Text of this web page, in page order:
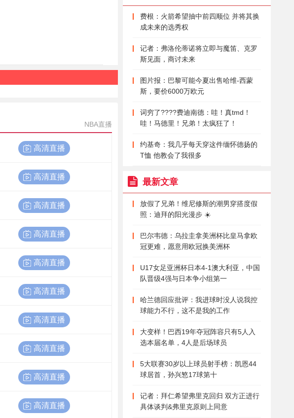
NBA直播
高清直播
高清直播
高清直播
高清直播
高清直播
高清直播
高清直播
高清直播
高清直播
高清直播
费根：火箭希望抽中前四顺位 并将其换
成未来的选秀权
记者：弗洛伦蒂诺将立即与魔笛、克罗
斯见面，商讨未来
图片报：巴黎可能今夏出售哈维-西蒙
斯，要价6000万欧元
词穷了????费迪南德：哇！真tmd！
哇！马德里！兄弟！太疯狂了！
约基奇：我几乎每天穿这件缅怀德扬的
T恤 他教会了我很多
最新文章
放假了兄弟！维尼修斯的潮男穿搭度假
照：迪拜的阳光漫步 ☀️
巴尔韦德：乌拉圭拿美洲杯比皇马拿欧
冠更难，愿意用欧冠换美洲杯
U17女足亚洲杯日本4-1澳大利亚，中国
队晋级4强与日本争小组第一
哈兰德回应批评：我进球时没人说我控
球能力不行，这不是我的工作
大变样！巴西19年夺冠阵容只有5人入
选本届名单，4人是后场球员
5大联赛30岁以上球员射手榜：凯恩44
球居首，孙兴慜17球第十
记者：拜仁希望弗里克回归 双方正进行
具体谈判&弗里克原则上同意